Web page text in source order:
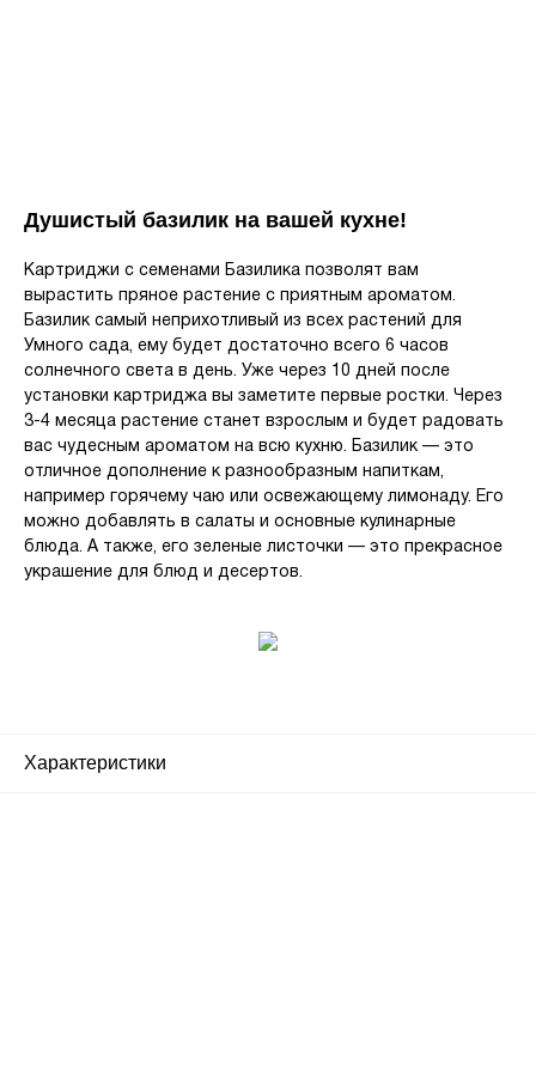
Душистый базилик на вашей кухне!
Картриджи с семенами Базилика позволят вам
вырастить пряное растение с приятным ароматом.
Базилик самый неприхотливый из всех растений для
Умного сада, ему будет достаточно всего 6 часов
солнечного света в день. Уже через 10 дней после
установки картриджа вы заметите первые ростки. Через
3-4 месяца растение станет взрослым и будет радовать
вас чудесным ароматом на всю кухню. Базилик — это
отличное дополнение к разнообразным напиткам,
например горячему чаю или освежающему лимонаду. Его
можно добавлять в салаты и основные кулинарные
блюда. А также, его зеленые листочки — это прекрасное
украшение для блюд и десертов.
Характеристики